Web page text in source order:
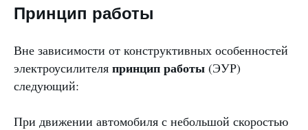
Принцип работы
Вне зависимости от конструктивных особенностей
электроусилителя принцип работы (ЭУР)
следующий:
При движении автомобиля с небольшой скоростью